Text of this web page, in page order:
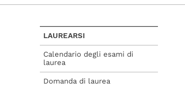
LAUREARSI
Calendario degli esami di
laurea
Domanda di laurea